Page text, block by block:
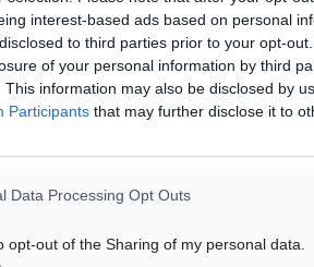
interest-based ads based on personal
to third parties prior to your opt-
of your personal information by third
This information may also be disclosed by
Participants that may further disclose it to
Data Processing Opt Outs
opt-out of the Sharing of my personal data.
συνέλευση της
τόσο για την ένωση
όπως:
με κορυφαίες
Την
το